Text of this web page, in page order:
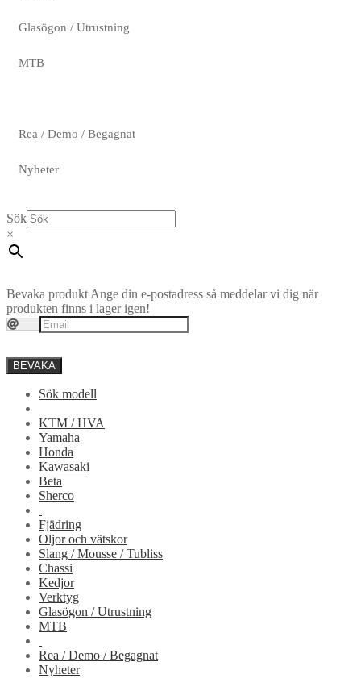
Glasögon / Utrustning
MTB
Rea / Demo / Begagnat
Nyheter
Sök
×
Bevaka produkt Ange din e-postadress så meddelar vi dig när
produkten finns i lager igen!
BEVAKA
Sök modell
KTM / HVA
Yamaha
Honda
Kawasaki
Beta
Sherco
Fjädring
Oljor och vätskor
Slang / Mousse / Tubliss
Chassi
Kedjor
Verktyg
Glasögon / Utrustning
MTB
Rea / Demo / Begagnat
Nyheter